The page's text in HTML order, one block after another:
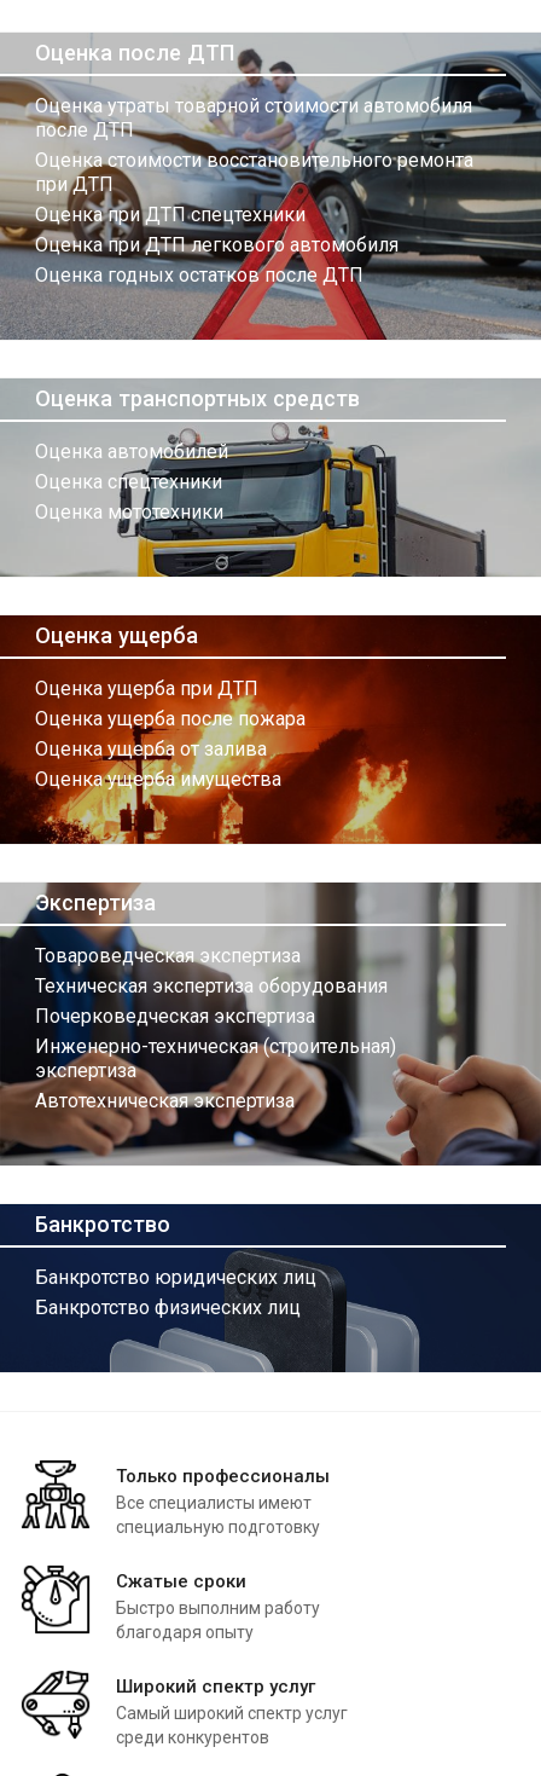
Оценка после ДТП
Оценка утраты товарной стоимости автомобиля
после ДТП
Оценка стоимости восстановительного ремонта
при ДТП
Оценка при ДТП спецтехники
Оценка при ДТП легкового автомобиля
Оценка годных остатков после ДТП
Оценка транспортных средств
Оценка автомобилей
Оценка спецтехники
Оценка мототехники
Оценка ущерба
Оценка ущерба при ДТП
Оценка ущерба после пожара
Оценка ущерба от залива
Оценка ущерба имущества
Экспертиза
Товароведческая экспертиза
Техническая экспертиза оборудования
Почерковедческая экспертиза
Инженерно-техническая (строительная)
экспертиза
Автотехническая экспертиза
Банкротство
Банкротство юридических лиц
Банкротство физических лиц
Только профессионалы
Все специалисты имеют
специальную подготовку
Сжатые сроки
Быстро выполним работу
благодаря опыту
Широкий спектр услуг
Самый широкий спектр услуг
среди конкурентов